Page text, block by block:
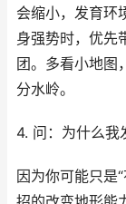
会缩小，发育环
身强势时，优先
团。多看小地图
分水岭。
4. 问：为什么我
因为你可能只是